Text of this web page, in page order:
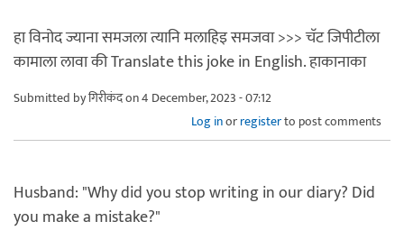
हा विनोद ज्याना समजला त्यानि मलाहिइ समजवा >>> चॅट जिपीटीला
कामाला लावा की Translate this joke in English. हाकानाका
Submitted byगिरीकंदon 4 December, 2023 - 07:12
Log inorregisterto post comments
Husband: "Why did you stop writing in our diary? Did
you make a mistake?"